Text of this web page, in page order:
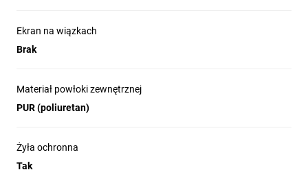
Ekran na wiązkach
Brak
Materiał powłoki zewnętrznej
PUR (poliuretan)
Żyła ochronna
Tak